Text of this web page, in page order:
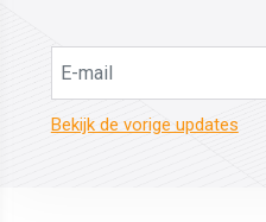
Bekijk de vorige updates